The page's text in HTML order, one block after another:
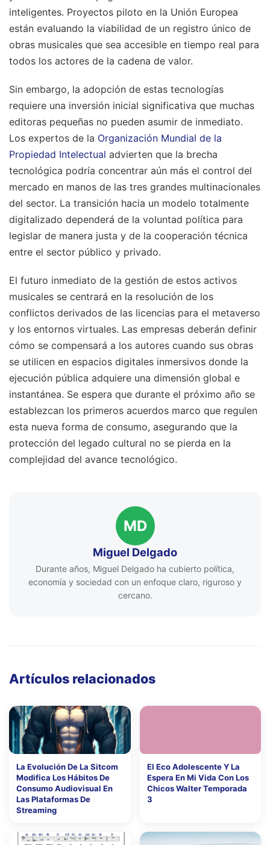
inteligentes. Proyectos piloto en la Unión Europea
están evaluando la viabilidad de un registro único de
obras musicales que sea accesible en tiempo real para
todos los actores de la cadena de valor.
Sin embargo, la adopción de estas tecnologías
requiere una inversión inicial significativa que muchas
editoras pequeñas no pueden asumir de inmediato.
Los expertos de la Organización Mundial de la
Propiedad Intelectual advierten que la brecha
tecnológica podría concentrar aún más el control del
mercado en manos de las tres grandes multinacionales
del sector. La transición hacia un modelo totalmente
digitalizado dependerá de la voluntad política para
legislar de manera justa y de la cooperación técnica
entre el sector público y privado.
El futuro inmediato de la gestión de estos activos
musicales se centrará en la resolución de los
conflictos derivados de las licencias para el metaverso
y los entornos virtuales. Las empresas deberán definir
cómo se compensará a los autores cuando sus obras
se utilicen en espacios digitales inmersivos donde la
ejecución pública adquiere una dimensión global e
instantánea. Se espera que durante el próximo año se
establezcan los primeros acuerdos marco que regulen
esta nueva forma de consumo, asegurando que la
protección del legado cultural no se pierda en la
complejidad del avance tecnológico.
MD
Miguel Delgado
Durante años, Miguel Delgado ha cubierto política,
economía y sociedad con un enfoque claro, riguroso y
cercano.
Artículos relacionados
La Evolución De La Sitcom
Modifica Los Hábitos De
Consumo Audiovisual En
Las Plataformas De
Streaming
El Eco Adolescente Y La
Espera En Mi Vida Con Los
Chicos Walter Temporada
3